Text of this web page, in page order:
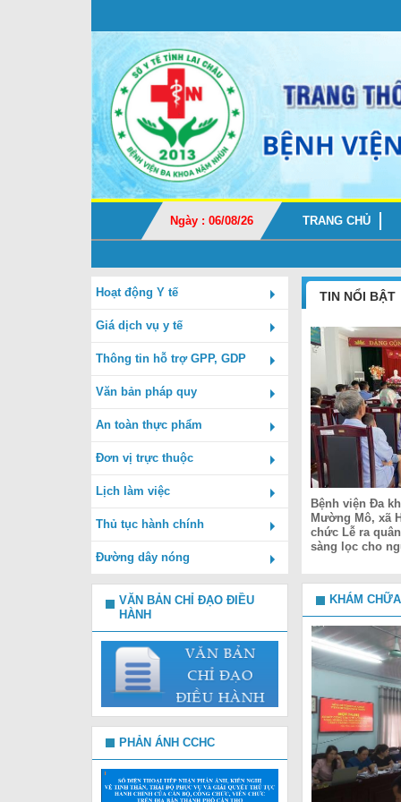
Ngày : 06/08/26 TRANG CHỦ
Hoạt động Y tế
Giá dịch vụ y tế
Thông tin hỗ trợ GPP, GDP
Văn bản pháp quy
An toàn thực phẩm
Đơn vị trực thuộc
Lịch làm việc
Thủ tục hành chính
Đường dây nóng
VĂN BẢN CHỈ ĐẠO ĐIỀU
HÀNH
PHẢN ÁNH CCHC
TIN NỔI BẬT
Bệnh viện Đa
Mường Mô, xã
chức Lễ ra
sàng lọc cho
KHÁM